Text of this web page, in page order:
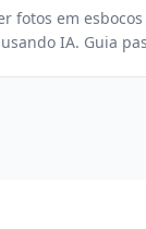
fotos em
IA. Guia
de papel